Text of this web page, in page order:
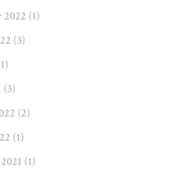
2022 (1)
(3)
(3)
(2)
(1)
(1)